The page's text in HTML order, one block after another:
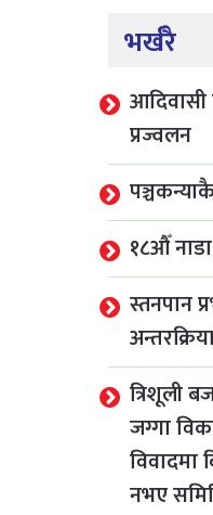
भर्खरै
आदिवासी
प्रज्वलन
१८औँ
स्तनपान
त्रिशूली
जग्गा
विवादमा
नभए